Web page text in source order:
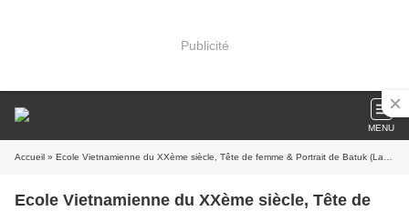
Publicité
MENU
Accueil » Ecole Vietnamienne du XXème siècle, Tête de femme & Portrait de Batuk (Laos), circa 1950
Ecole Vietnamienne du XXème siècle, Tête de